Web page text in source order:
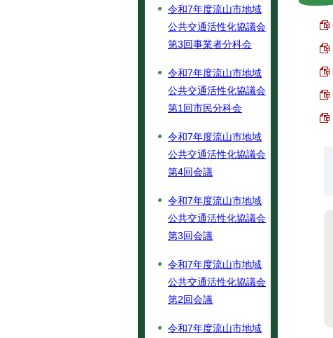
令和7年度流山市地域
公共交通活性化協議会
第3回事業者分科会
令和7年度流山市地域
公共交通活性化協議会
第1回市民分科会
令和7年度流山市地域
公共交通活性化協議会
第4回会議
令和7年度流山市地域
公共交通活性化協議会
第3回会議
令和7年度流山市地域
公共交通活性化協議会
第2回会議
令和7年度流山市地域